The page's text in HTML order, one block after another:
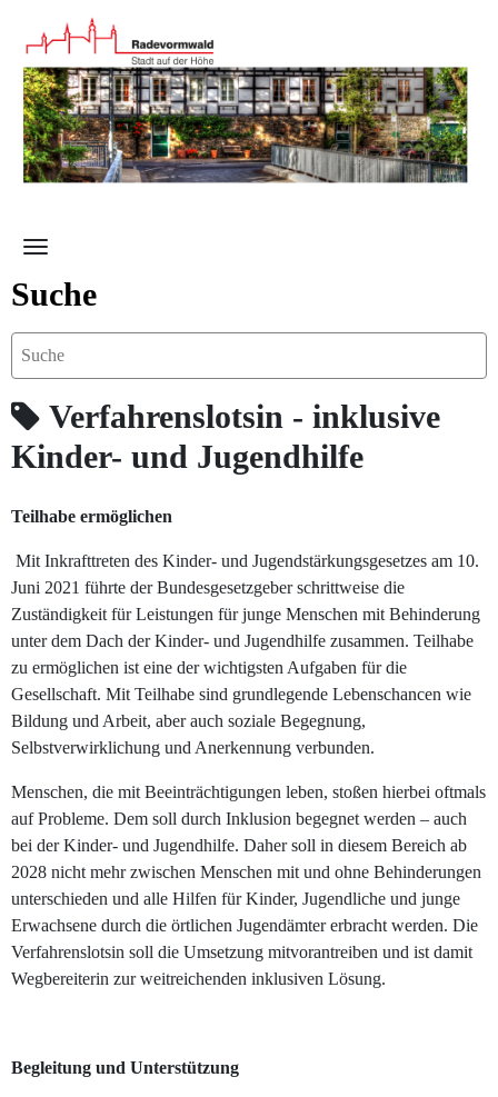
Zum Hauptinhalt springen
Suche
Verfahrenslotsin - inklusive
Kinder- und Jugendhilfe
Teilhabe ermöglichen
Mit Inkrafttreten des Kinder- und Jugendstärkungsgesetzes am 10.
Juni 2021 führte der Bundesgesetzgeber schrittweise die
Zuständigkeit für Leistungen für junge Menschen mit Behinderung
unter dem Dach der Kinder- und Jugendhilfe zusammen. Teilhabe
zu ermöglichen ist eine der wichtigsten Aufgaben für die
Gesellschaft. Mit Teilhabe sind grundlegende Lebenschancen wie
Bildung und Arbeit, aber auch soziale Begegnung,
Selbstverwirklichung und Anerkennung verbunden.
Menschen, die mit Beeinträchtigungen leben, stoßen hierbei oftmals
auf Probleme. Dem soll durch Inklusion begegnet werden – auch
bei der Kinder- und Jugendhilfe. Daher soll in diesem Bereich ab
2028 nicht mehr zwischen Menschen mit und ohne Behinderungen
unterschieden und alle Hilfen für Kinder, Jugendliche und junge
Erwachsene durch die örtlichen Jugendämter erbracht werden. Die
Verfahrenslotsin soll die Umsetzung mitvorantreiben und ist damit
Wegbereiterin zur weitreichenden inklusiven Lösung.
Begleitung und Unterstützung